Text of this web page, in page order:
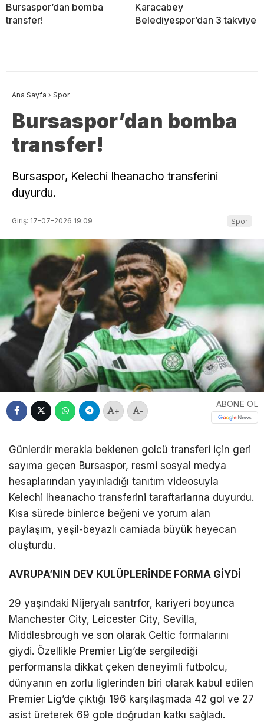
Bursaspor’dan bomba
transfer!
Karacabey
Belediyespor’dan 3 takviye
Ana Sayfa › Spor
Bursaspor’dan bomba
transfer!
Bursaspor, Kelechi Iheanacho transferini
duyurdu.
Giriş: 17-07-2026 19:09 Spor
+ -
ABONE OL
Günlerdir merakla beklenen golcü transferi için geri
sayıma geçen Bursaspor, resmi sosyal medya
hesaplarından yayınladığı tanıtım videosuyla
Kelechi Iheanacho transferini taraftarlarına duyurdu.
Kısa sürede binlerce beğeni ve yorum alan
paylaşım, yeşil-beyazlı camiada büyük heyecan
oluşturdu.
AVRUPA’NIN DEV KULÜPLERİNDE FORMA GİYDİ
29 yaşındaki Nijeryalı santrfor, kariyeri boyunca
Manchester City, Leicester City, Sevilla,
Middlesbrough ve son olarak Celtic formalarını
giydi. Özellikle Premier Lig’de sergilediği
performansla dikkat çeken deneyimli futbolcu,
dünyanın en zorlu liglerinden biri olarak kabul edilen
Premier Lig’de çıktığı 196 karşılaşmada 42 gol ve 27
asist üreterek 69 gole doğrudan katkı sağladı.